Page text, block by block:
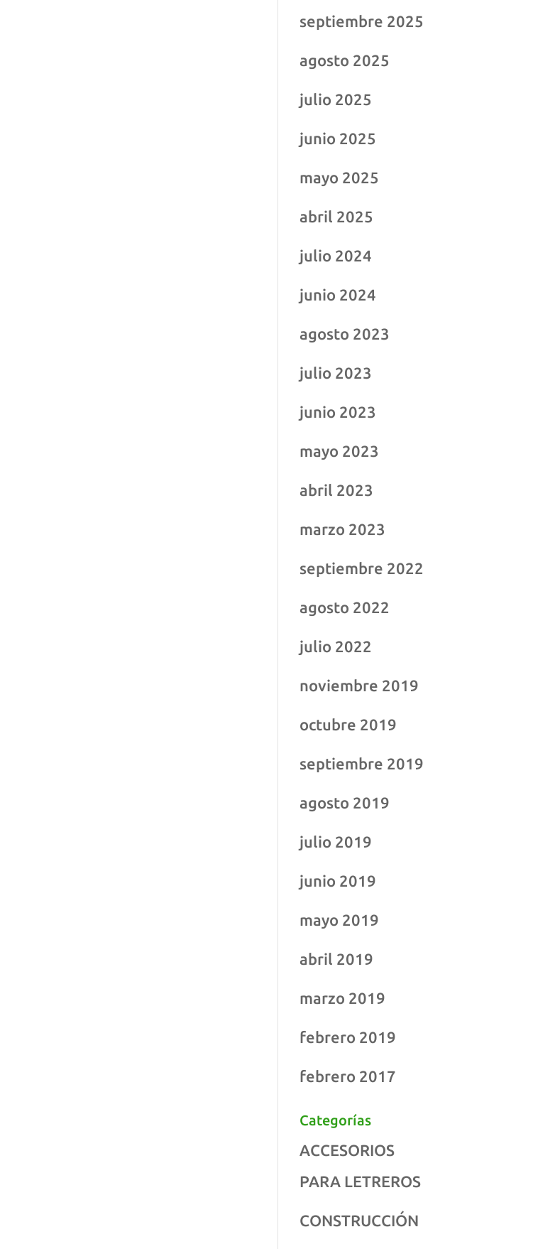
septiembre 2025
agosto 2025
julio 2025
junio 2025
mayo 2025
abril 2025
julio 2024
junio 2024
agosto 2023
julio 2023
junio 2023
mayo 2023
abril 2023
marzo 2023
septiembre 2022
agosto 2022
julio 2022
noviembre 2019
octubre 2019
septiembre 2019
agosto 2019
julio 2019
junio 2019
mayo 2019
abril 2019
marzo 2019
febrero 2019
febrero 2017
Categorías
ACCESORIOS
PARA LETREROS
CONSTRUCCIÓN